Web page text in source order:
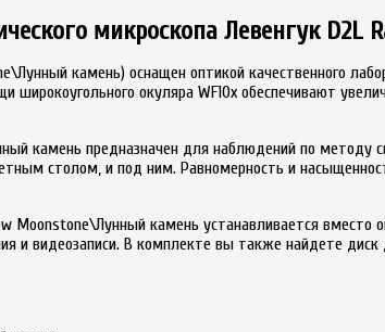
микроскопа Левенгук
камень) оснащен оптикой качественного
окуляра WF10x обеспечивают
камень предназначен для наблюдений по
столом, и под ним. Равномерность и
Moonstone\Лунный камень устанавливается
и видеозаписи. В комплекте вы также найдете диск